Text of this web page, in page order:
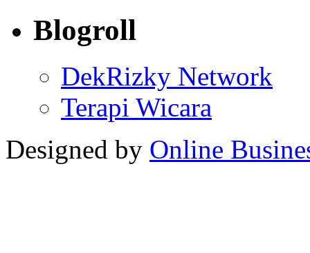
Blogroll
DekRizky Network
Terapi Wicara
Designed by Online